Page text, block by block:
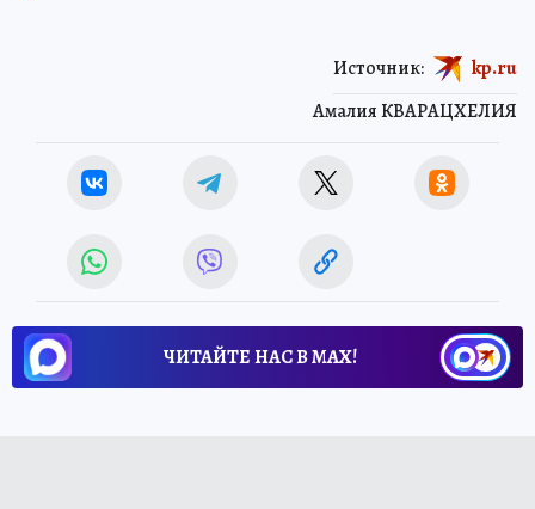
Амалия КВАРАЦХЕЛИЯ
Источник: kp.ru
ЧИТАЙТЕ НАС В МАХ!